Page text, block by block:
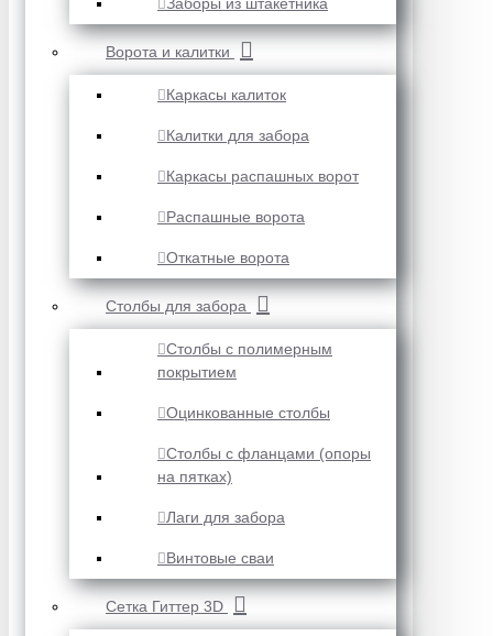
Ворота и калитки
Каркасы калиток
Калитки для забора
Каркасы распашных ворот
Распашные ворота
Откатные ворота
Столбы для забора
Столбы с полимерным
покрытием
Оцинкованные столбы
Столбы с фланцами (опоры
на пятках)
Лаги для забора
Винтовые сваи
Сетка Гиттер 3D